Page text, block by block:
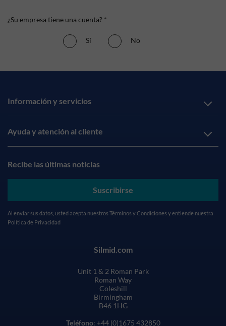
¿Su empresa tiene una cuenta? *
Sí No
Información y servicios
Ayuda y atención al cliente
Recibe las últimas noticias
Suscribirse
Al enviar sus datos, usted acepta nuestros Términos y Condiciones y entiende nuestra
Política de Privacidad
Silmid.com
Unit 1 & 2 Roman Park
Roman Way
Coleshill
Birmingham
B46 1HG
Teléfono: +44 (0)1675 432850